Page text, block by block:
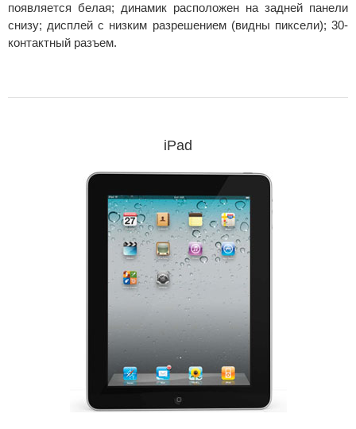
появляется белая; динамик расположен на задней панели
снизу; дисплей с низким разрешением (видны пиксели); 30-
контактный разъем.
iPad